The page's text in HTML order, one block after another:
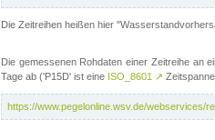
Die Zeitreihen heißen hier
Die gemessenen Rohdaten einer Zeitreihe an
Tage ab ('P15D' ist eine ISO_8601 ↗
https://www.pegelonline.wsv.de/webservices/